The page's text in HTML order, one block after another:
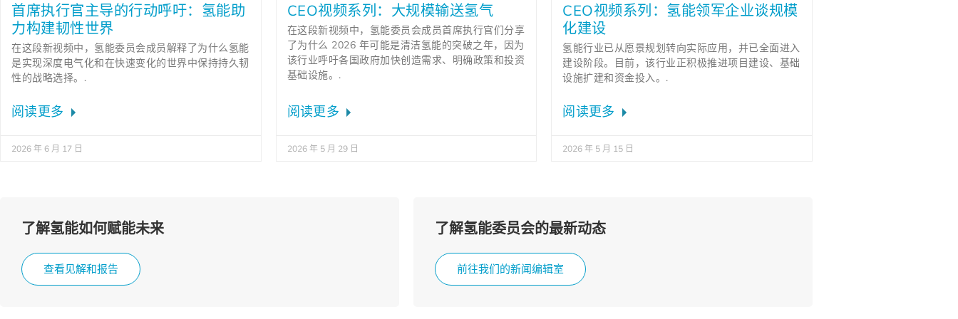
首席执行官主导的行动呼吁：氢能助
力构建韧性世界
在这段新视频中，氢能委员会成员解释了为什么氢能
是实现深度电气化和在快速变化的世界中保持持久韧
性的战略选择。.
阅读更多
2026 年 6 月 17 日
CEO视频系列：大规模输送氢气
在这段新视频中，氢能委员会成员首席执行官们分享
了为什么 2026 年可能是清洁氢能的突破之年，因为
该行业呼吁各国政府加快创造需求、明确政策和投资
基础设施。.
阅读更多
2026 年 5 月 29 日
CEO视频系列：氢能领军企业谈规模
化建设
氢能行业已从愿景规划转向实际应用，并已全面进入
建设阶段。目前，该行业正积极推进项目建设、基础
设施扩建和资金投入。.
阅读更多
2026 年 5 月 15 日
了解氢能如何赋能未来
查看见解和报告
了解氢能委员会的最新动态
前往我们的新闻编辑室